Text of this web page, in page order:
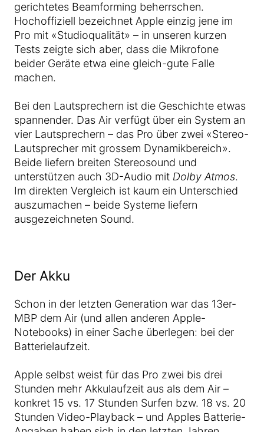
gerichtetes Beamforming beherrschen.
Hochoffiziell bezeichnet Apple einzig jene im
Pro mit «Studioqualität» – in unseren kurzen
Tests zeigte sich aber, dass die Mikrofone
beider Geräte etwa eine gleich-gute Falle
machen.
Bei den Lautsprechern ist die Geschichte etwas
spannender. Das Air verfügt über ein System an
vier Lautsprechern – das Pro über zwei «Stereo-
Lautsprecher mit grossem Dynamikbereich».
Beide liefern breiten Stereosound und
unterstützen auch 3D-Audio mit Dolby Atmos.
Im direkten Vergleich ist kaum ein Unterschied
auszumachen – beide Systeme liefern
ausgezeichneten Sound.
Der Akku
Schon in der letzten Generation war das 13er-
MBP dem Air (und allen anderen Apple-
Notebooks) in einer Sache überlegen: bei der
Batterielaufzeit.
Apple selbst weist für das Pro zwei bis drei
Stunden mehr Akkulaufzeit aus als dem Air –
konkret 15 vs. 17 Stunden Surfen bzw. 18 vs. 20
Stunden Video-Playback – und Apples Batterie-